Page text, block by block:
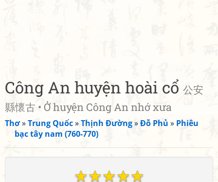
Công An huyện hoài cổ 公安
縣懷古 • Ở huyện Công An nhớ xưa
Thơ»Trung Quốc»Thịnh Đường»Đỗ Phủ » Phiêu
bạc tây nam (760-770)
☆
☆
☆
☆
☆